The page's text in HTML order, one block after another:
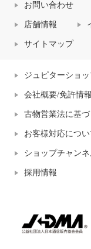
お問い合わせ
店舗情報
サイトマップ
ジュピターショ
会社概要/免許情報
古物営業法に基
お客様対応につい
ショップチャン
採用情報